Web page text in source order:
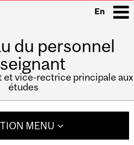
En
du personnel
et vice-rectrice principale aux
études
MENU